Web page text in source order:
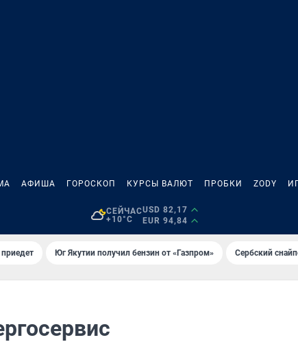
АФИША ГОРОСКОП КУРСЫ ВАЛЮТ ПРОБКИ ZODY
СЕЙЧАС
+10°C
USD 82,17
EUR 94,84
Юг Якутии получил бензин от «Газпром» Сербский